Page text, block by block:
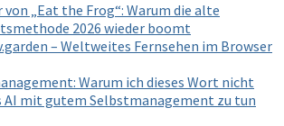
von „Eat the Frog“: Warum die alte
2026 wieder boomt
– Weltweites Fernsehen im Browser
Warum ich dieses Wort nicht
AI mit gutem Selbstmanagement zu tun